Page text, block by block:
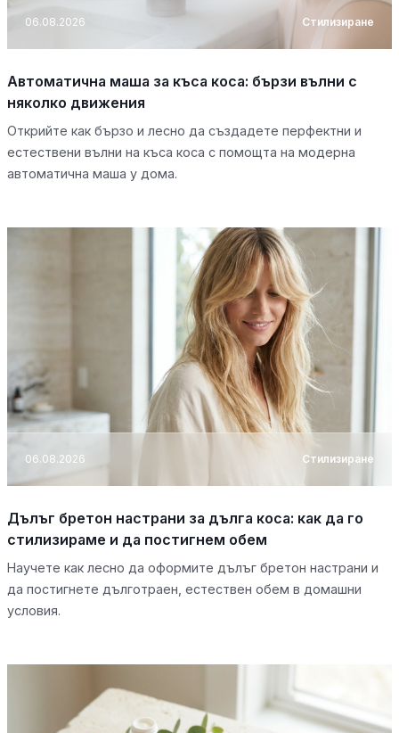
06.08.2026 Стилизиране
Автоматична маша за къса коса: бързи вълни с
няколко движения
Открийте как бързо и лесно да създадете перфектни и
естествени вълни на къса коса с помощта на модерна
автоматична маша у дома.
06.08.2026 Стилизиране
Дълъг бретон настрани за дълга коса: как да го
стилизираме и да постигнем обем
Научете как лесно да оформите дълъг бретон настрани и
да постигнете дълготраен, естествен обем в домашни
условия.